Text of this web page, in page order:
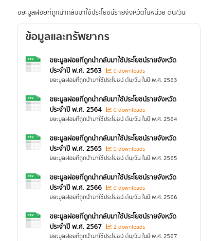
ขยะมูลฝอยที่ถูกนำกลับมาใช้ประโยชน์รายจังหวัดในหน่วย ตัน/วัน
ข้อมูลและทรัพยากร
ขยะมูลฝอยที่ถูกนำกลับมาใช้ประโยชน์รายจังหวัด
ประจำปี พ.ศ. 2563
0 downloads
ขยะมูลฝอยที่ถูกนำมาใช้ประโยชน์ ตัน/วัน ในปี พ.ศ. 2563
ขยะมูลฝอยที่ถูกนำกลับมาใช้ประโยชน์รายจังหวัด
ประจำปี พ.ศ. 2564
0 downloads
ขยะมูลฝอยที่ถูกนำมาใช้ประโยชน์ ตัน/วัน ในปี พ.ศ. 2564
ขยะมูลฝอยที่ถูกนำกลับมาใช้ประโยชน์รายจังหวัด
ประจำปี พ.ศ. 2565
0 downloads
ขยะมูลฝอยที่ถูกนำมาใช้ประโยชน์ ตัน/วัน ในปี พ.ศ. 2565
ขยะมูลฝอยที่ถูกนำกลับมาใช้ประโยชน์รายจังหวัด
ประจำปี พ.ศ. 2566
0 downloads
ขยะมูลฝอยที่ถูกนำมาใช้ประโยชน์ ตัน/วัน ในปี พ.ศ. 2566
ขยะมูลฝอยที่ถูกนำกลับมาใช้ประโยชน์รายจังหวัด
ประจำปี พ.ศ. 2567
2 downloads
ขยะมูลฝอยที่ถูกนำมาใช้ประโยชน์ ตัน/วัน ในปี พ.ศ. 2567